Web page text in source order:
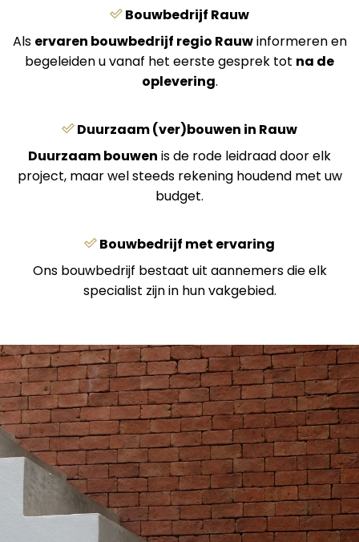
Bouwbedrijf Rauw
Als ervaren bouwbedrijf regio Rauwinformeren en
begeleiden u vanaf het eerste gesprek tot na de
oplevering.
Duurzaam (ver)bouwen in Rauw
Duurzaam bouwen is de rode leidraad door elk
project, maar wel steeds rekening houdend met uw
budget.
Bouwbedrijf met ervaring
Ons bouwbedrijf bestaat uit aannemers die elk
specialist zijn in hun vakgebied.